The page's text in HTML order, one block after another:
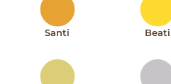
Santi Beati